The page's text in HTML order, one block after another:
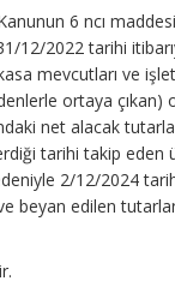
6 ncı
12/2022 tarihi
mevcutları ve
ortaya çıkan)
net alacak
tarihi takip eden
2/12/2024
beyan edilen